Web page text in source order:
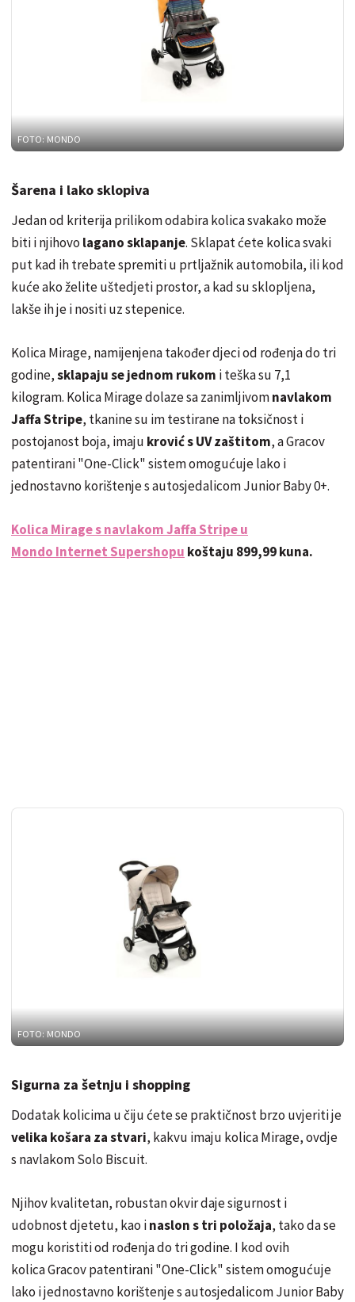
FOTO: MONDO
Šarena i lako sklopiva
Jedan od kriterija prilikom odabira kolica svakako može
biti i njihovo lagano sklapanje. Sklapat ćete kolica svaki
put kad ih trebate spremiti u prtljažnik automobila, ili kod
kuće ako želite uštedjeti prostor, a kad su sklopljena,
lakše ih je i nositi uz stepenice.
Kolica Mirage, namijenjena također djeci od rođenja do tri
godine,sklapaju se jednom rukom i teška su 7,1
kilogram. Kolica Mirage dolaze sa zanimljivomnavlakom
Jaffa Stripe, tkanine su im testirane na toksičnost i
postojanost boja, imaju krović s UV zaštitom, a Gracov
patentirani "One-Click" sistem omogućuje lako i
jednostavno korištenje s autosjedalicom Junior Baby 0+.
Kolica Mirage s navlakom Jaffa Stripe u
Mondo Internet Supershopu koštaju 899,99 kuna.
FOTO: MONDO
Sigurna za šetnju i shopping
Dodatak kolicima u čiju ćete se praktičnost brzo uvjeriti je
velika košara za stvari, kakvu imaju kolica Mirage, ovdje
s navlakom Solo Biscuit.
Njihov kvalitetan, robustan okvir daje sigurnost i
udobnost djetetu, kao inaslon s tri položaja, tako da se
mogu koristiti od rođenja do tri godine. I kod ovih
kolica Gracov patentirani "One-Click" sistem omogućuje
lako i jednostavno korištenje s autosjedalicom Junior Baby